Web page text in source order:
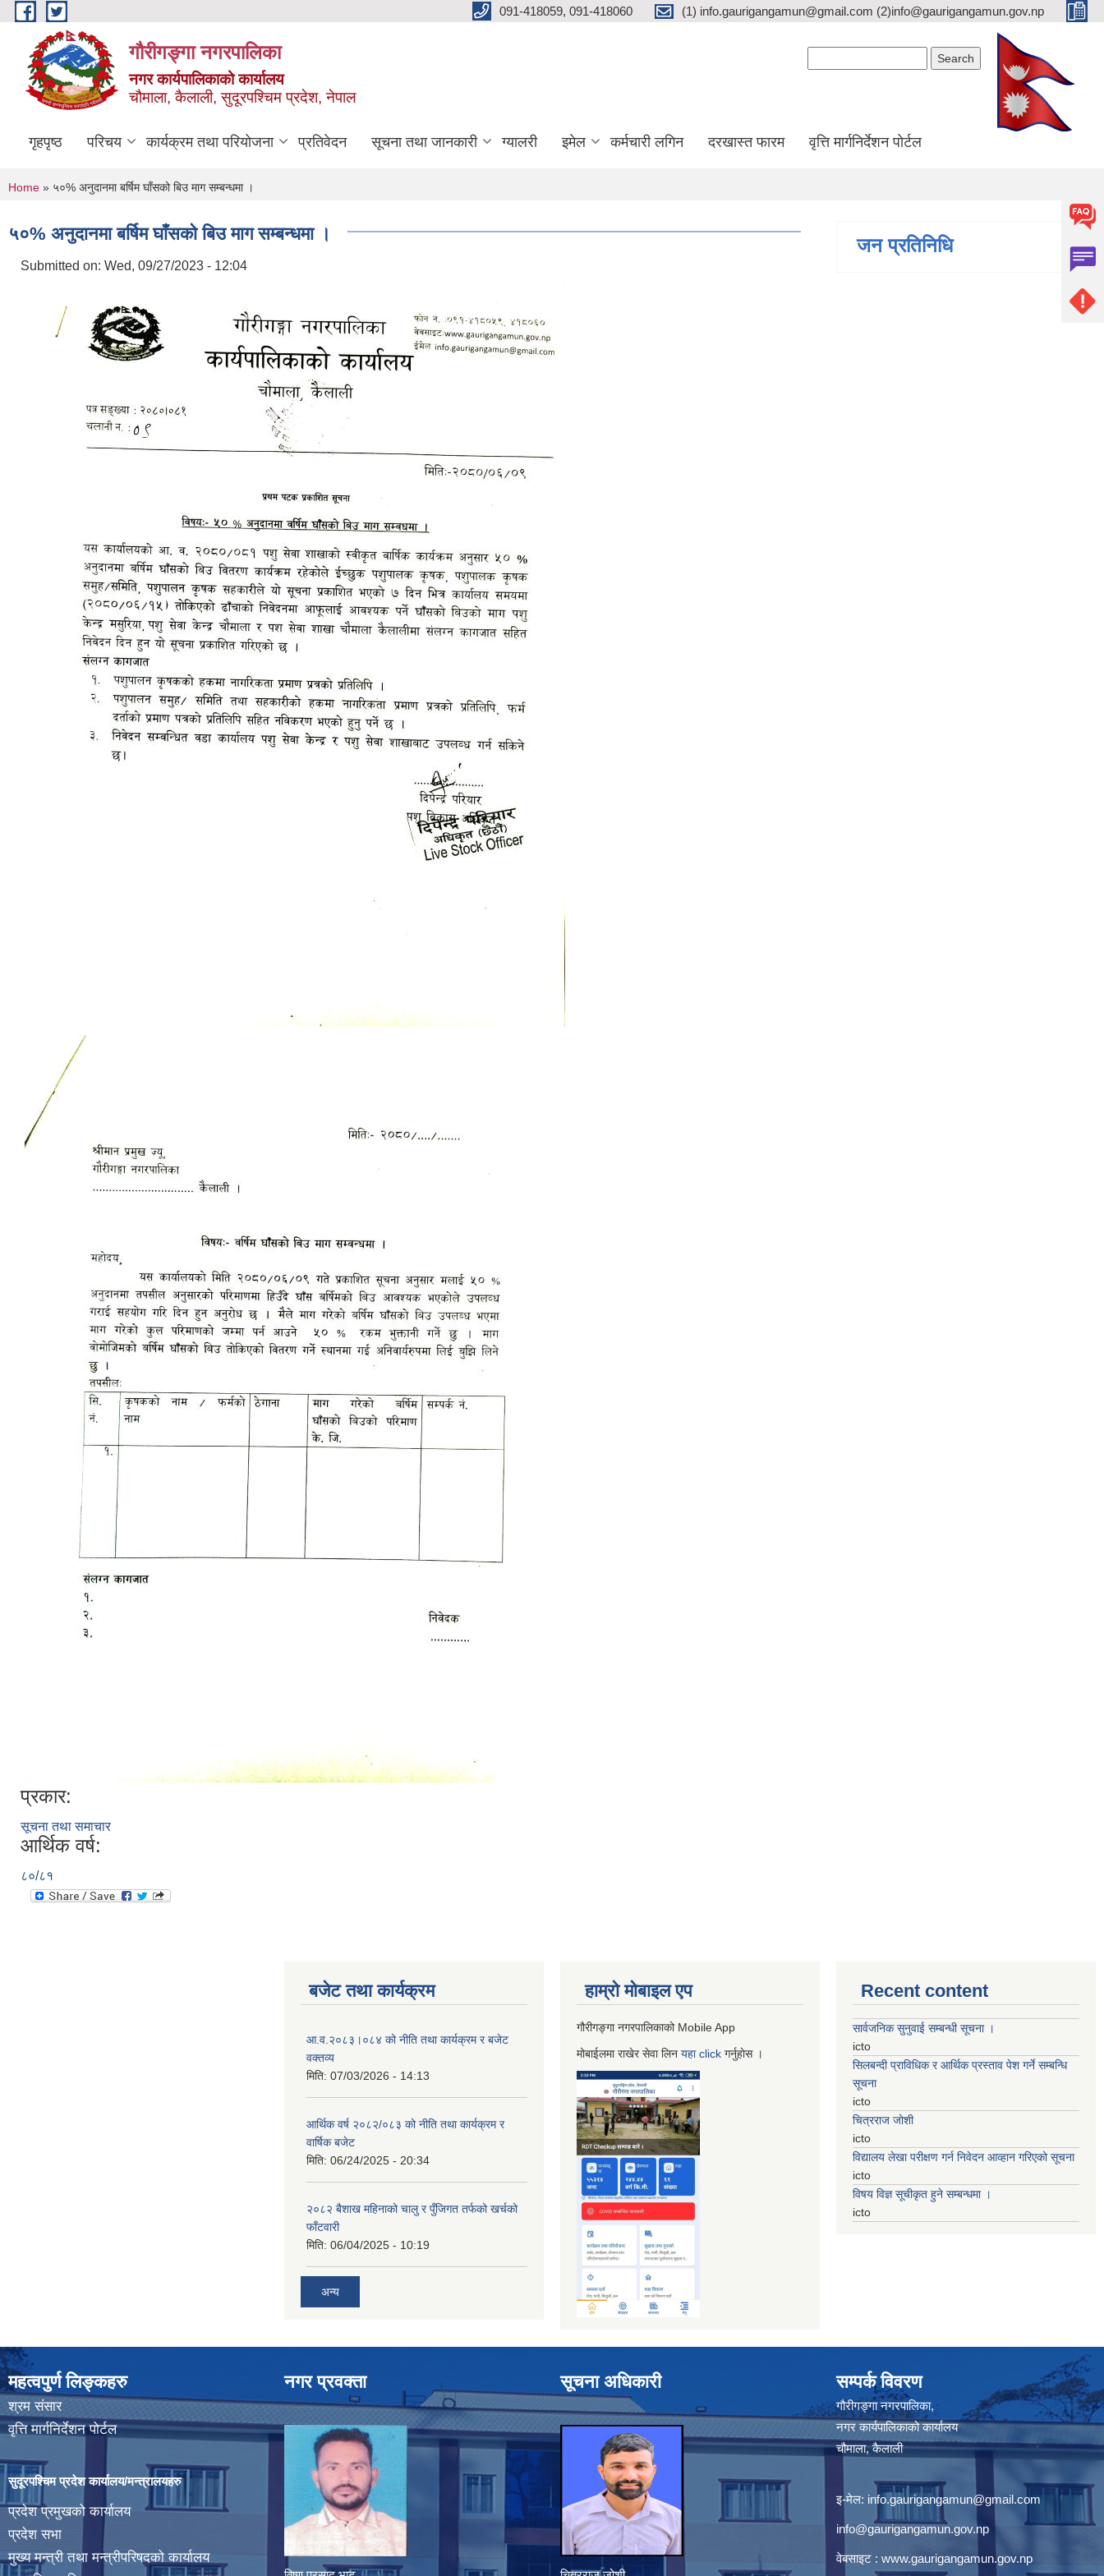
Skip to main content 091-418059, 091-418060 (1) info.gaurigangamun@gmail.com (2)info@gaurigangamun.gov.np
गौरीगङ्गा नगरपालिका
नगर कार्यपालिकाको कार्यालय
चौमाला, कैलाली, सुदूरपश्चिम प्रदेश, नेपाल
गृहपृष्ठ परिचय कार्यक्रम तथा परियोजना प्रतिवेदन सूचना तथा जानकारी ग्यालरी इमेल कर्मचारी लगिन दरखास्त फारम वृत्ति मार्गनिर्देशन पोर्टल
You are here
Home » ५०% अनुदानमा बर्षिम घाँसको बिउ माग सम्बन्धमा ।
५०% अनुदानमा बर्षिम घाँसको बिउ माग सम्बन्धमा ।
Submitted on: Wed, 09/27/2023 - 12:04
प्रकार:
सूचना तथा समाचार
आर्थिक वर्ष:
८०/८१
जन प्रतिनिधि
बजेट तथा कार्यक्रम
आ.व.२०८३।०८४ को नीति तथा कार्यक्रम र बजेट
वक्तव्य
मिति: 07/03/2026 - 14:13
आर्थिक वर्ष २०८२/०८३ को नीति तथा कार्यक्रम र
वार्षिक बजेट
मिति: 06/24/2025 - 20:34
२०८२ बैशाख महिनाको चालु र पुँजिगत तर्फको खर्चको
फाँटवारी
मिति: 06/04/2025 - 10:19
अन्य
हाम्रो माेबाइल एप
गौरीगङ्गा नगरपालिकाको Mobile App
मोबाईलमा राखेर सेवा लिन यहाclick गर्नुहाेस ।
Recent content
सार्वजनिक सुनुवाई सम्बन्धी सूचना ।
icto
सिलबन्दी प्राविधिक र आर्थिक प्रस्ताव पेश गर्ने सम्बन्धि
सूचना
icto
चित्रराज जोशी
icto
विद्यालय लेखा परीक्षण गर्न निवेदन आव्हान गरिएको सूचना
icto
विषय विज्ञ सूचीकृत हुने सम्बन्धमा ।
icto
महत्वपुर्ण लिङ्कहरु
श्रम संसार
वृत्ति मार्गनिर्देशन पोर्टल
सुदूरपश्चिम प्रदेश कार्यालय/मन्त्रालयहरु
प्रदेश प्रमुखको कार्यालय
प्रदेश सभा
मुख्य मन्त्री तथा मन्त्रीपरिषदको कार्यालय
नगर प्रवक्ता सूचना अधिकारी सम्पर्क विवरण
गौरीगङ्गा नगरपालिका,
नगर कार्यपालिकाको कार्यालय
चौमाला, कैलाली
इ-मेल: info.gaurigangamun@gmail.com
info@gaurigangamun.gov.np
वेबसाइट : www.gaurigangamun.gov.np